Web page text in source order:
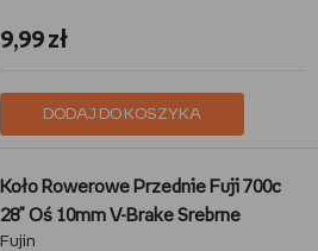
9,99 zł
DODAJ DO KOSZYKA
Koło Rowerowe Przednie Fuji 700c
28" Oś 10mm V-Brake Srebrne
Fujin